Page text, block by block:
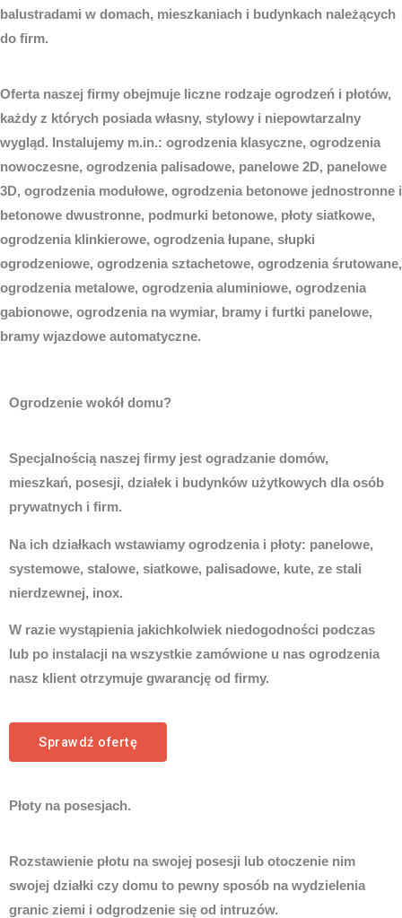
balustradami w domach, mieszkaniach i budynkach należących
do firm.
Oferta naszej firmy obejmuje liczne rodzaje ogrodzeń i płotów,
każdy z których posiada własny, stylowy i niepowtarzalny
wygląd. Instalujemy m.in.: ogrodzenia klasyczne, ogrodzenia
nowoczesne, ogrodzenia palisadowe, panelowe 2D, panelowe
3D, ogrodzenia modułowe, ogrodzenia betonowe jednostronne i
betonowe dwustronne, podmurki betonowe, płoty siatkowe,
ogrodzenia klinkierowe, ogrodzenia łupane, słupki
ogrodzeniowe, ogrodzenia sztachetowe, ogrodzenia śrutowane,
ogrodzenia metalowe, ogrodzenia aluminiowe, ogrodzenia
gabionowe, ogrodzenia na wymiar, bramy i furtki panelowe,
bramy wjazdowe automatyczne.
Ogrodzenie wokół domu?
Specjalnością naszej firmy jest ogradzanie domów,
mieszkań, posesji, działek i budynków użytkowych dla osób
prywatnych i firm.
Na ich działkach wstawiamy ogrodzenia i płoty: panelowe,
systemowe, stalowe, siatkowe, palisadowe, kute, ze stali
nierdzewnej, inox.
W razie wystąpienia jakichkolwiek niedogodności podczas
lub po instalacji na wszystkie zamówione u nas ogrodzenia
nasz klient otrzymuje gwarancję od firmy.
Sprawdź ofertę
Płoty na posesjach.
Rozstawienie płotu na swojej posesji lub otoczenie nim
swojej działki czy domu to pewny sposób na wydzielenia
granic ziemi i odgrodzenie się od intruzów.